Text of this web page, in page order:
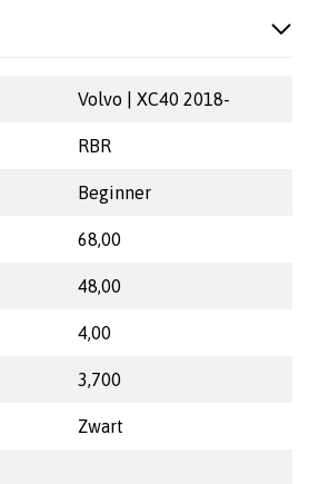
Volvo | XC40 2018-
RBR
Beginner
68,00
48,00
4,00
3,700
Zwart